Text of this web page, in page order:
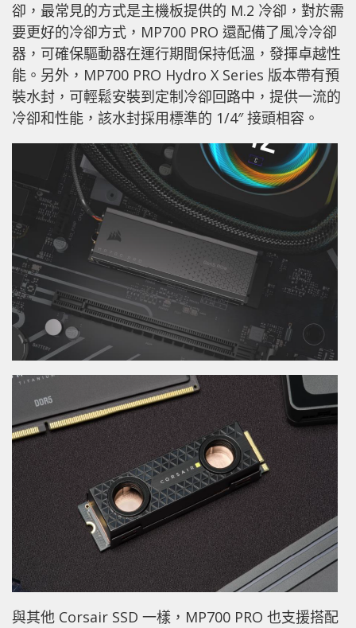
卻，最常見的方式是主機板提供的 M.2 冷卻，對於需
要更好的冷卻方式，MP700 PRO 還配備了風冷冷卻
器，可確保驅動器在運行期間保持低溫，發揮卓越性
能。另外，MP700 PRO Hydro X Series 版本帶有預
裝水封，可輕鬆安裝到定制冷卻回路中，提供一流的
冷卻和性能，該水封採用標準的 1/4″ 接頭相容。
與其他 Corsair SSD 一樣，MP700 PRO 也支援搭配